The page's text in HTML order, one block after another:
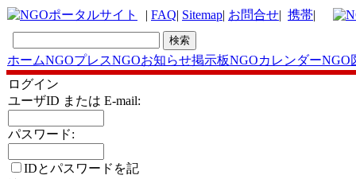
| FAQ| Sitemap| お問合せ| 携帯|
ホームNGOプレスNGOお知らせ掲示板NGOカレンダーNGO
ログイン
ユーザID または E-mail:
パスワード:
IDとパスワードを記